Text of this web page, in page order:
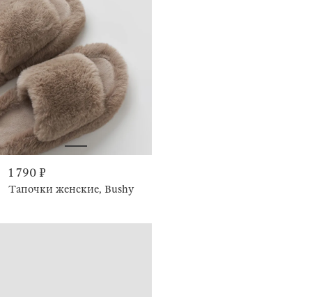
1 790 ₽
Тапочки женские, Bushy